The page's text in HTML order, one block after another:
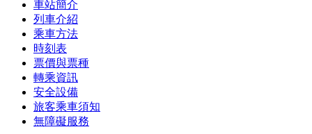
車站簡介
列車介紹
乘車方法
時刻表
票價與票種
轉乘資訊
安全設備
旅客乘車須知
無障礙服務